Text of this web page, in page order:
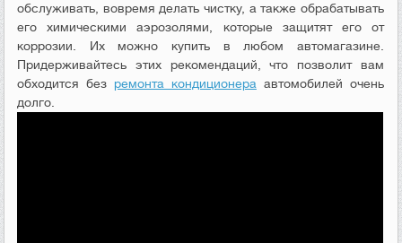
обслуживать, вовремя делать чистку, а также обрабатывать
его химическими аэрозолями, которые защитят его от
коррозии. Их можно купить в любом автомагазине.
Придерживайтесь этих рекомендаций, что позволит вам
обходится без ремонта кондиционера автомобилей очень
долго.